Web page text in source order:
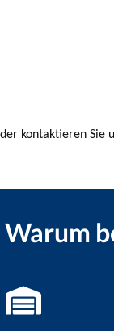
kontaktieren
Warum